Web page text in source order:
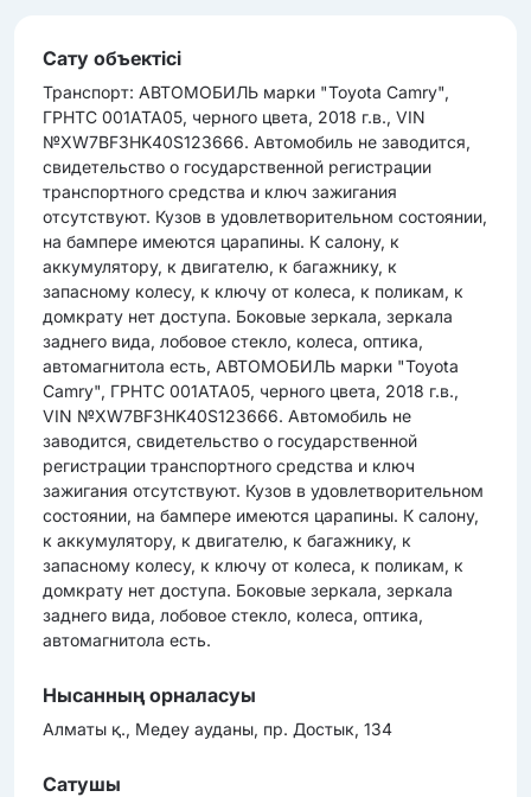
Сату объектісі
Транcпорт: АВТОМОБИЛЬ марки "Toyota Camry",
ГРНТС 001ATA05, черного цвета, 2018 г.в., VIN
№XW7BF3HK40S123666. Автомобиль не заводится,
свидетельство о государственной регистрации
транспортного средства и ключ зажигания
отсутствуют. Кузов в удовлетворительном состоянии,
на бампере имеются царапины. К салону, к
аккумулятору, к двигателю, к багажнику, к
запасному колесу, к ключу от колеса, к поликам, к
домкрату нет доступа. Боковые зеркала, зеркала
заднего вида, лобовое стекло, колеса, оптика,
автомагнитола есть, АВТОМОБИЛЬ марки "Toyota
Camry", ГРНТС 001ATA05, черного цвета, 2018 г.в.,
VIN №XW7BF3HK40S123666. Автомобиль не
заводится, свидетельство о государственной
регистрации транспортного средства и ключ
зажигания отсутствуют. Кузов в удовлетворительном
состоянии, на бампере имеются царапины. К салону,
к аккумулятору, к двигателю, к багажнику, к
запасному колесу, к ключу от колеса, к поликам, к
домкрату нет доступа. Боковые зеркала, зеркала
заднего вида, лобовое стекло, колеса, оптика,
автомагнитола есть.
Нысанның орналасуы
Алматы қ., Медеу ауданы, пр. Достык, 134
Сатушы